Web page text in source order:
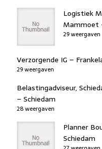
Logistiek
Mammoet
29 weergaven
Verzorgende IG –
29 weergaven
Belastingadviseur,
– Schiedam
28 weergaven
Planner
Schiedam